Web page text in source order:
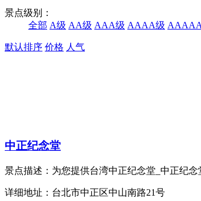
景点级别：
全部 A级 AA级 AAA级 AAAA级
默认排序 价格 人气
中正纪念堂
景点描述：为您提供台湾中正纪念堂_中正纪
详细地址：台北市中正区中山南路21号